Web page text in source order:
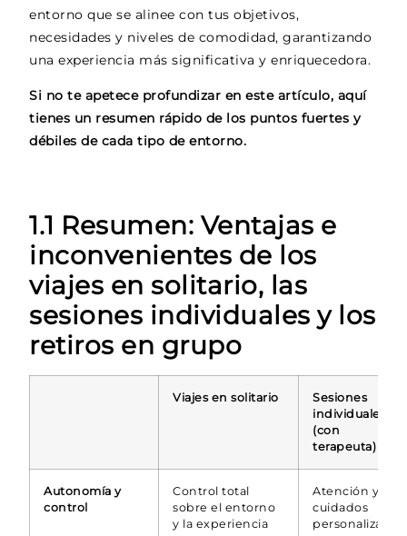
entorno que se alinee con tus objetivos,
necesidades y niveles de comodidad, garantizando
una experiencia más significativa y enriquecedora.
Si no te apetece profundizar en este artículo, aquí
tienes un resumen rápido de los puntos fuertes y
débiles de cada tipo de entorno.
1.1 Resumen: Ventajas e
inconvenientes de los
viajes en solitario, las
sesiones individuales y los
retiros en grupo
Viajes en solitario
Sesiones
individuales
(con
terapeuta)
Autonomía y
control
Control total
sobre el entorno
y la experiencia
Atención y
cuidados
personalizados